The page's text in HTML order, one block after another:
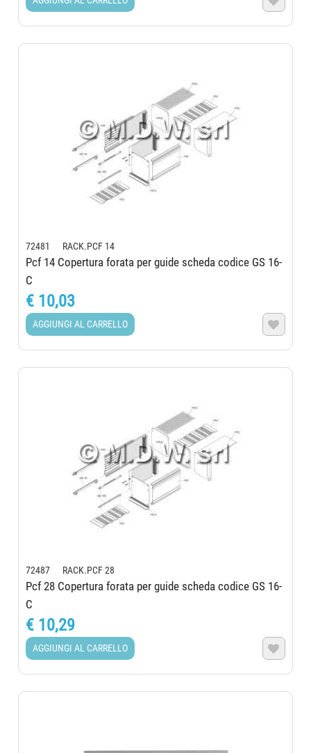
72481 RACK.PCF 14
Pcf 14 Copertura forata per guide scheda codice GS 16-
C
€ 10,03
AGGIUNGI AL CARRELLO 
72487 RACK.PCF 28
Pcf 28 Copertura forata per guide scheda codice GS 16-
C
€ 10,29
AGGIUNGI AL CARRELLO 